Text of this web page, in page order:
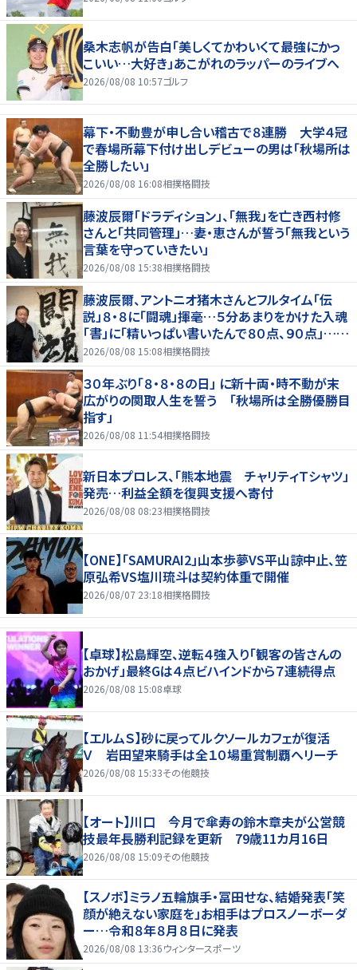
桑木志帆が告白「美しくてかわいくて最強にかっ
こいい…大好き」あこがれのラッパーのライブへ
2026/08/08 10:57ゴルフ
幕下・不動豊が申し合い稽古で８連勝 大学４冠
で春場所幕下付け出しデビューの男は「秋場所は
全勝したい」
2026/08/08 16:08相撲格闘技
藤波辰爾「ドラディション」、「無我」を亡き西村修
さんと「共同管理」…妻・恵さんが誓う「無我という
言葉を守っていきたい」
2026/08/08 15:38相撲格闘技
藤波辰爾、アントニオ猪木さんとフルタイム「伝
説」８・８に「闘魂」揮毫…５分あまりをかけた入魂
「書」に「精いっぱい書いたんで８０点、９０点」…
「人間・藤波辰爾展」開催
2026/08/08 15:08相撲格闘技
３０年ぶり「８・８・８の日」 に新十両・時不動が末
広がりの関取人生を誓う 「秋場所は全勝優勝目
指す」
2026/08/08 11:54相撲格闘技
新日本プロレス、「熊本地震 チャリティＴシャツ」
発売…利益全額を復興支援へ寄付
2026/08/08 08:23相撲格闘技
【ONE】「SAMURAI2」山本歩夢VS平山諒中止、笠
原弘希VS塩川琉斗は契約体重で開催
2026/08/07 23:18相撲格闘技
【卓球】松島輝空、逆転４強入り「観客の皆さんの
おかげ」最終Gは４点ビハインドから７連続得点
2026/08/08 15:08卓球
【エルムＳ】砂に戻ってルクソールカフェが復活
Ｖ 岩田望来騎手は全１０場重賞制覇へリーチ
2026/08/08 15:33その他競技
【オート】川口 今月で傘寿の鈴木章夫が公営競
技最年長勝利記録を更新 79歳11カ月16日
2026/08/08 15:09その他競技
【スノボ】ミラノ五輪旗手・冨田せな、結婚発表「笑
顔が絶えない家庭を」お相手はプロスノーボーダ
ー…令和８年８月８日に発表
2026/08/08 13:36ウィンタースポーツ